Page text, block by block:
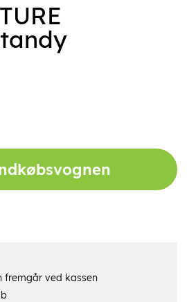
fremgår ved kassen